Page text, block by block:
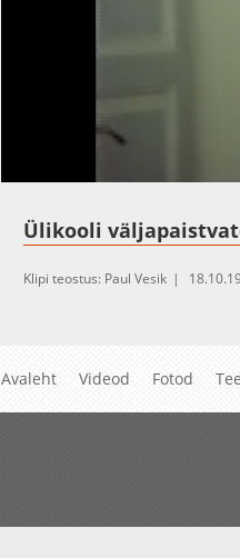
Ülikooli
Klipi teostus: Paul Vesik
Avaleht Videod Fotod